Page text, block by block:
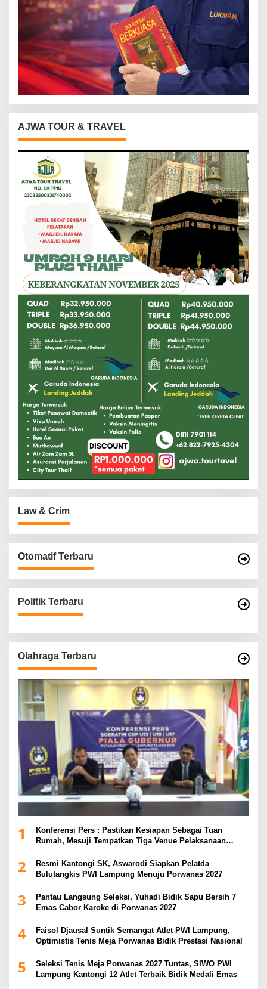
AJWA TOUR & TRAVEL
Law & Crim
Otomatif Terbaru
Politik Terbaru
Olahraga Terbaru
1
Konferensi Pers : Pastikan Kesiapan Sebagai Tuan
Rumah, Mesuji Tempatkan Tiga Venue Pelaksanaan
2
Resmi Kantongi SK, Aswarodi Siapkan Pelatda
Bulutangkis PWI Lampung Menuju Porwanas 2027
3
Pantau Langsung Seleksi, Yuhadi Bidik Sapu Bersih 7
Emas Cabor Karoke di Porwanas 2027
4
Faisol Djausal Suntik Semangat Atlet PWI Lampung,
Optimistis Tenis Meja Porwanas Bidik Prestasi Nasional
5
Seleksi Tenis Meja Porwanas 2027 Tuntas, SIWO PWI
Lampung Kantongi 12 Atlet Terbaik Bidik Medali Emas